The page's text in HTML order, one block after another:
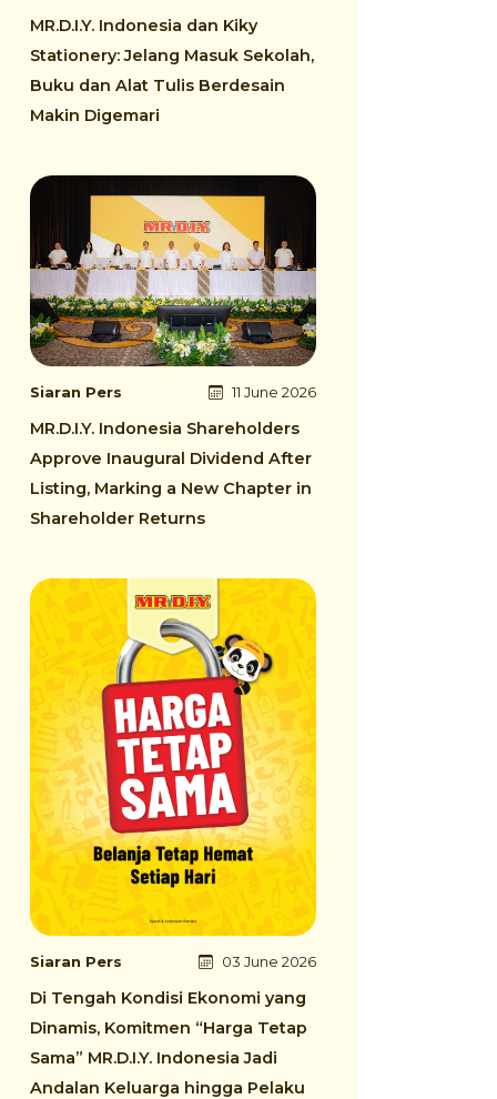
MR.D.I.Y. Indonesia dan Kiky
Stationery: Jelang Masuk Sekolah,
Buku dan Alat Tulis Berdesain
Makin Digemari
Siaran Pers 11 June 2026
MR.D.I.Y. Indonesia Shareholders
Approve Inaugural Dividend After
Listing, Marking a New Chapter in
Shareholder Returns
Siaran Pers 03 June 2026
Di Tengah Kondisi Ekonomi yang
Dinamis, Komitmen “Harga Tetap
Sama” MR.D.I.Y. Indonesia Jadi
Andalan Keluarga hingga Pelaku